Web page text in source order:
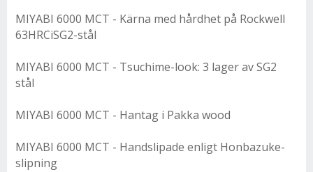
MIYABI 6000 MCT - Kärna med hårdhet på Rockwell
63HRCiSG2-stål
MIYABI 6000 MCT - Tsuchime-look: 3 lager av SG2
stål
MIYABI 6000 MCT - Hantag i Pakka wood
MIYABI 6000 MCT - Handslipade enligt Honbazuke-
slipning